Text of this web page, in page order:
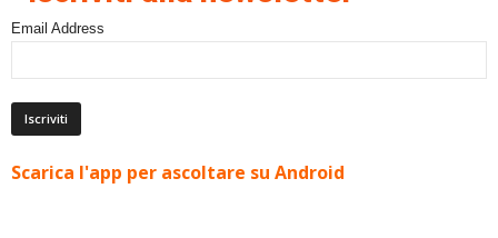
Email Address
Scarica l'app per ascoltare su Android